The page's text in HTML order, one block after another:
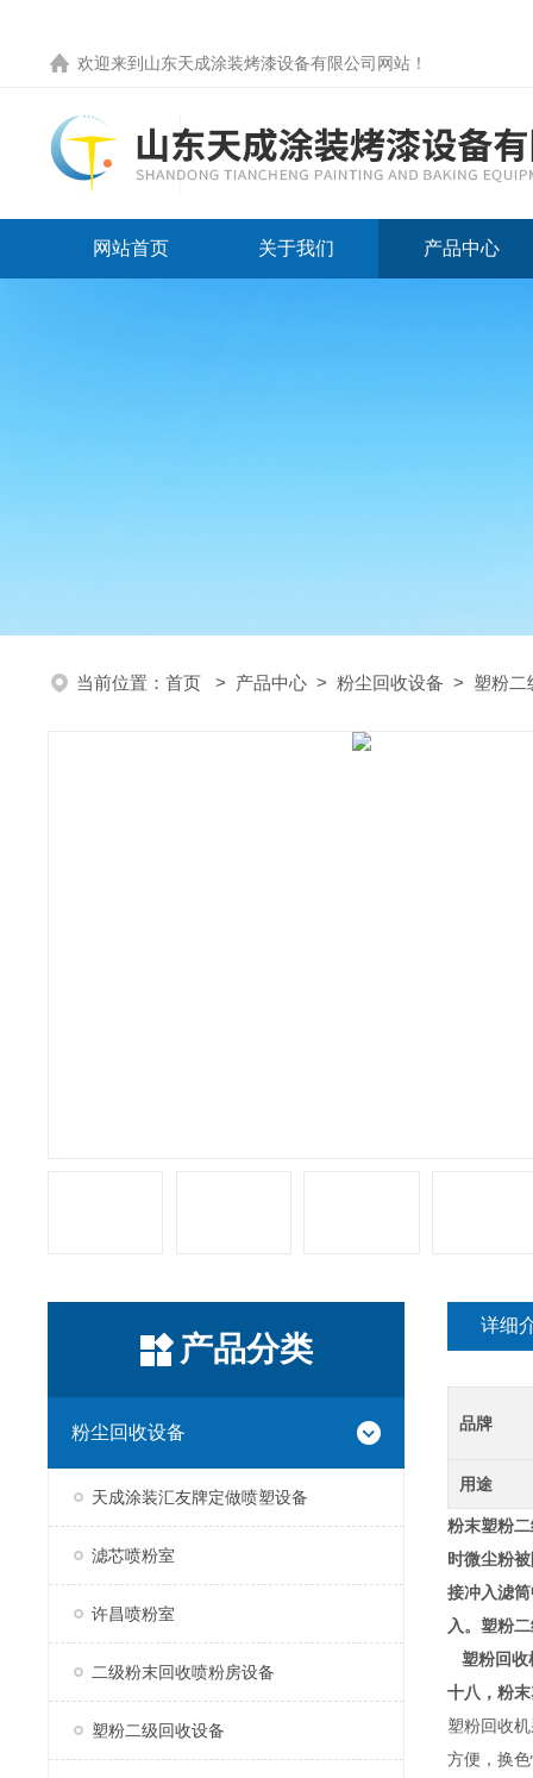
欢迎来到 山东天成涂装烤漆设备有限公司网站 ！
网站首页 关于我们 产品中心
当前位置： 首页 > 产品中心 > 粉尘回收设备 > 塑粉二
产品分类
粉尘回收设备
天成涂装汇友牌定做喷塑设备
滤芯喷粉室
许昌喷粉室
二级粉末回收喷粉房设备
塑粉二级回收设备
详细
品牌
用途
粉末塑粉
时微尘粉
接冲入滤
入。 塑粉
塑粉回收
十八，粉末
塑粉回收
方便，换